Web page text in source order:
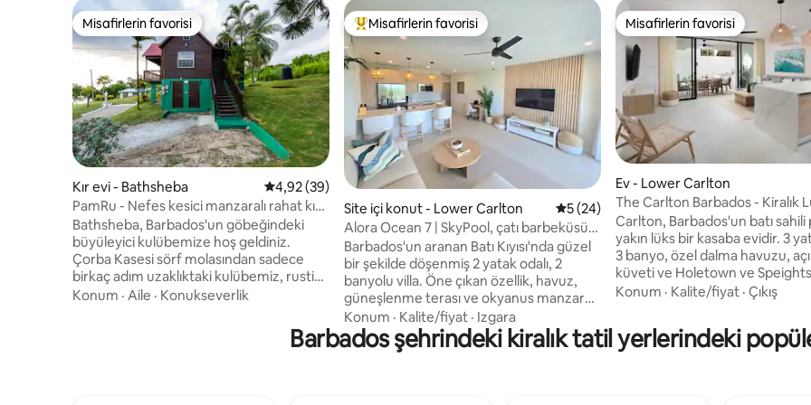
Misafirlerin favorisi
Misafirlerin favorisi
Kır evi - Bathsheba 5 üzerinden ortalama 4,92 puan, 39 değerlendirme
4,92 (39)
PamRu - Nefes kesici manzaralı rahat kır
evi
Bathsheba, Barbados'un göbeğindeki
büyüleyici kulübemize hoş geldiniz.
Çorba Kasesi sörf molasından sadece
birkaç adım uzaklıktaki kulübemiz, rustik
huzur ve sahil macerasının bir karışımını
sesine uyanın ve özel güvertenizden
nefes kesici gün doğumu manzarasının
Konum · Aile · Konukseverlik
Misafirlerin favorilerinden en beğenilenler arasında
Misafirlerin favorisi
Site içi konut - Lower Carlton 5 üzerinden ortalama 5 puan, 24
5 (24)
Alora Ocean 7 | SkyPool, çatı barbeküsü
ve okyanus manzarası
Barbados'un aranan Batı Kıyısı'nda güzel
bir şekilde döşenmiş 2 yatak odalı, 2
banyolu villa. Öne çıkan özellik, havuz,
güneşlenme terası ve okyanus manzarası
ile yüksek bir ortak dinlenme alanı olan
Sky Lounge'dur. Gündüzleri Karayip
güneşinin tadını çıkarmak ve geceleri
Konum · Kalite/fiyat · Izgara
Misafirlerin favorisi
Misafirlerin favorisi
Ev - Lower Carlton
The Carlton Barbados - Kiralık
Ev
Carlton, Barbados'un batı sahili
yakın lüks bir kasaba evidir. 3
3 banyo, özel dalma havuzu,
küveti ve Holetown ve
yemek, alışveriş ve gece
Gay Rum turu ve şefin
yemekler gibi VIP avantajlarıyla
Konum · Kalite/fiyat · Çıkış
Barbados şehrindeki kiralık tatil yerlerindeki